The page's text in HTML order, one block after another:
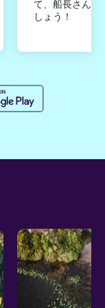
て、船長さんか
しょう！